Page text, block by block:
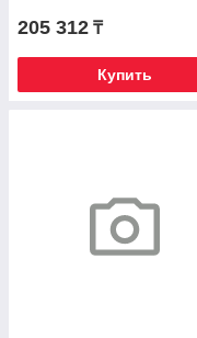
205 312 ₸
Купить